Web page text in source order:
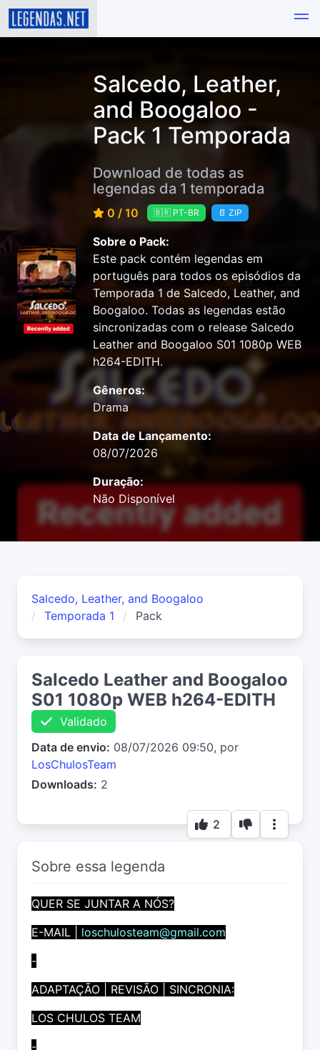
Salcedo, Leather,
and Boogaloo -
Pack 1 Temporada
Download de todas as
legendas da 1 temporada
0 / 10 🇧🇷 PT-BR 📄 ZIP
Sobre o Pack:
Este pack contém legendas em
português para todos os episódios da
Temporada 1 de Salcedo, Leather, and
Boogaloo. Todas as legendas estão
sincronizadas com o release Salcedo
Leather and Boogaloo S01 1080p WEB
h264-EDITH.
Gêneros:
Drama
Data de Lançamento:
08/07/2026
Duração:
Não Disponível
Salcedo, Leather, and Boogaloo
Temporada 1
Pack
Salcedo Leather and Boogaloo
S01 1080p WEB h264-EDITH
Validado
Data de envio: 08/07/2026 09:50, por
LosChulosTeam
Downloads: 2
2
Sobre essa legenda
QUER SE JUNTAR A NÓS?
E-MAIL |
loschulosteam@gmail.com
-
ADAPTAÇÃO | REVISÃO | SINCRONIA:
LOS CHULOS TEAM
-